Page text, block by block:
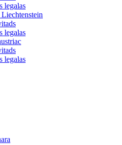
legalas
legalas
legalas